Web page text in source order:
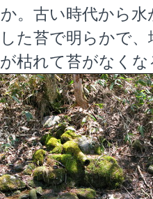
。古い時代から
た苔で明らかで
枯れて苔がなく